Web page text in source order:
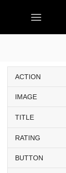
ACTION
IMAGE
TITLE
RATING
BUTTON